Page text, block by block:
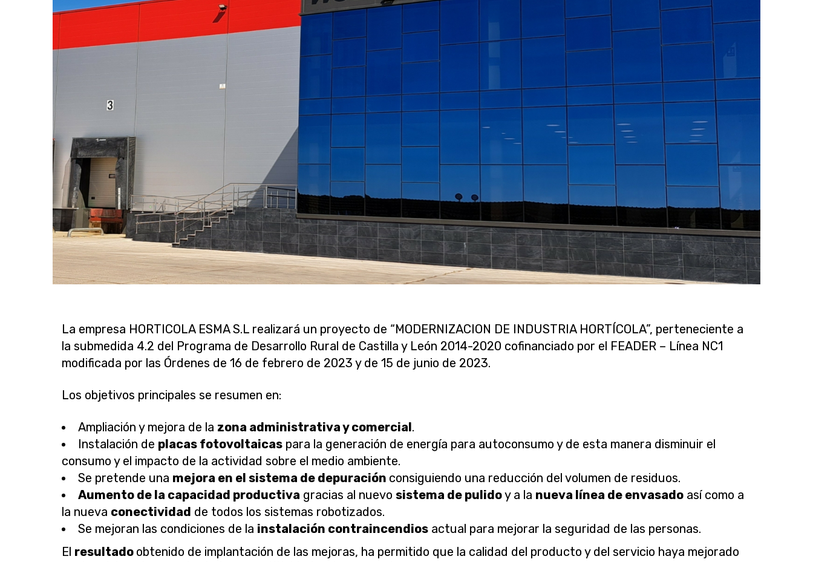
La empresa HORTICOLA ESMA S.L realizará un proyecto de “MODERNIZACION DE INDUSTRIA HORTÍCOLA”, perteneciente a
la submedida 4.2 del Programa de Desarrollo Rural de Castilla y León 2014-2020 cofinanciado por el FEADER – Línea NC1
modificada por las Órdenes de 16 de febrero de 2023 y de 15 de junio de 2023.
Los objetivos principales se resumen en:
Ampliación y mejora de la zona administrativa y comercial.
Instalación de placas fotovoltaicas para la generación de energía para autoconsumo y de esta manera disminuir el
consumo y el impacto de la actividad sobre el medio ambiente.
Se pretende una mejora en el sistema de depuración consiguiendo una reducción del volumen de residuos.
Aumento de la capacidad productiva gracias al nuevo sistema de pulidoy a la nueva línea de envasado así como a
la nueva conectividad de todos los sistemas robotizados.
Se mejoran las condiciones de la instalación contraincendios actual para mejorar la seguridad de las personas.
El resultado obtenido de implantación de las mejoras, ha permitido que la calidad del producto y del servicio haya mejorado